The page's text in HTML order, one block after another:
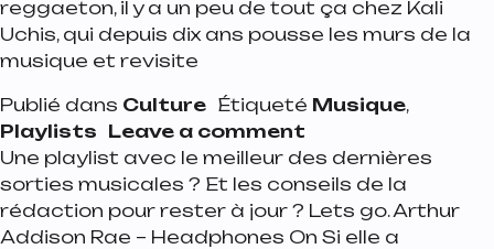
reggaeton, il y a un peu de tout ça chez Kali
Uchis, qui depuis dix ans pousse les murs de la
musique et revisite
Publié dans Culture Étiqueté Musique,
Playlists Leave a comment
Une playlist avec le meilleur des dernières
sorties musicales ? Et les conseils de la
rédaction pour rester à jour ? Lets go. Arthur
Addison Rae – Headphones On Si elle a